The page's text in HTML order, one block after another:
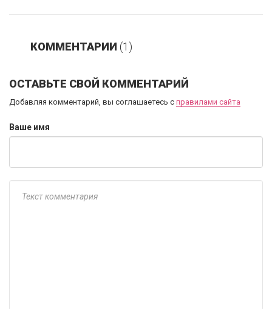
КОММЕНТАРИИ (1)
ОСТАВЬТЕ СВОЙ КОММЕНТАРИЙ
Добавляя комментарий, вы соглашаетесь с правилами сайта
Ваше имя